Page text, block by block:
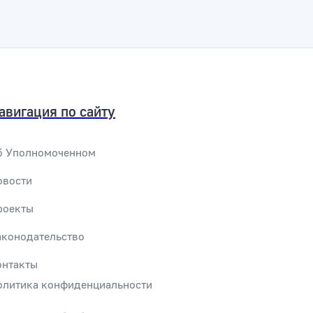
по сайту
Уполномоченном
конфиденциальности